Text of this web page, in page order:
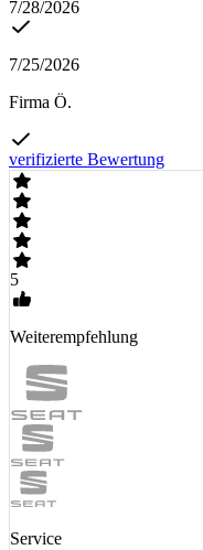
7/28/2026
7/25/2026
Firma Ö.
verifizierte Bewertung
5
Weiterempfehlung
Service